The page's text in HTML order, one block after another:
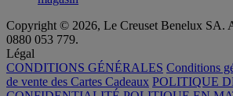
Copyright © 2026, Le Creuset Benelux SA.
0880 053 779.
Légal
CONDITIONS GÉNÉRALES Conditions
de vente des Cartes Cadeaux POLITIQUE